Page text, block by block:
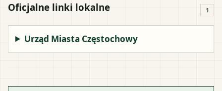
Oficjalne linki lokalne 1
Urząd Miasta Częstochowy